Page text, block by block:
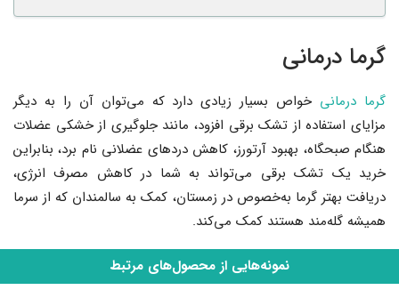
گرما درمانی
گرما درمانی خواص بسیار زیادی دارد که می‌توان آن را به دیگر
مزایای استفاده از تشک برقی افزود، مانند جلوگیری از خشکی عضلات
هنگام صبحگاه، بهبود آرتورز، کاهش دردهای عضلانی نام برد، بنابراین
خرید یک تشک برقی می‌تواند به شما در کاهش مصرف انرژی،
دریافت بهتر گرما به‌خصوص در زمستان، کمک به سالمندان که از سرما
همیشه گله‌مند هستند کمک می‌کند.
نمونه‌هایی از محصول‌های مرتبط